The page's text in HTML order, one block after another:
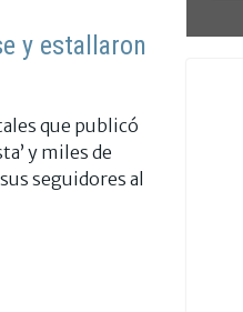
y estallaron
que publicó
y miles de
seguidores al